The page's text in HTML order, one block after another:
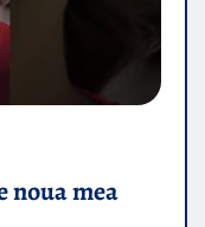
noua mea